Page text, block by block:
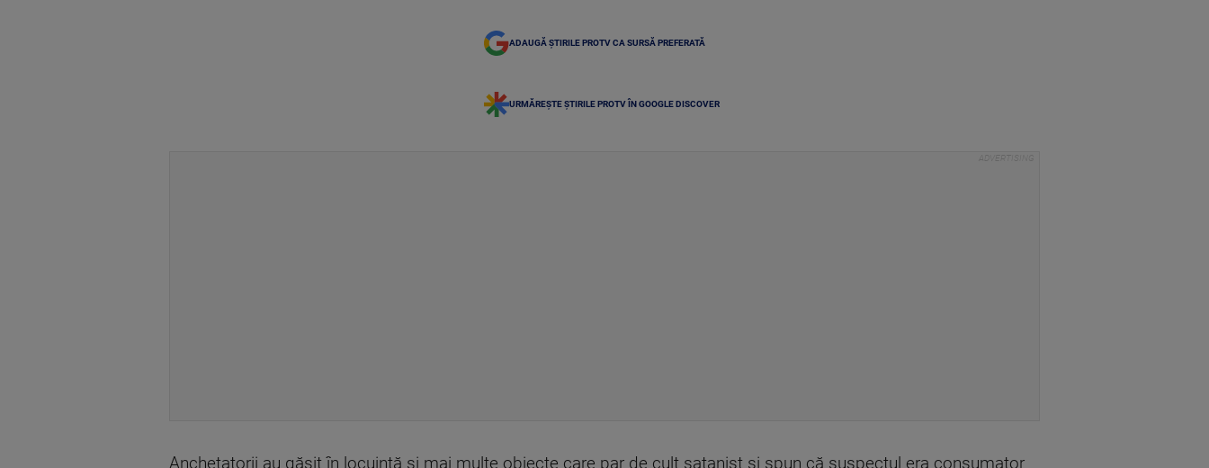
ADAUGĂ ȘTIRILE PROTV CA SURSĂ PREFERATĂ
URMĂREȘTE ȘTIRILE PROTV ÎN GOOGLE DISCOVER
Anchetatorii au găsit în locuință și mai multe obiecte care par de cult satanist și spun că suspectul era consumator